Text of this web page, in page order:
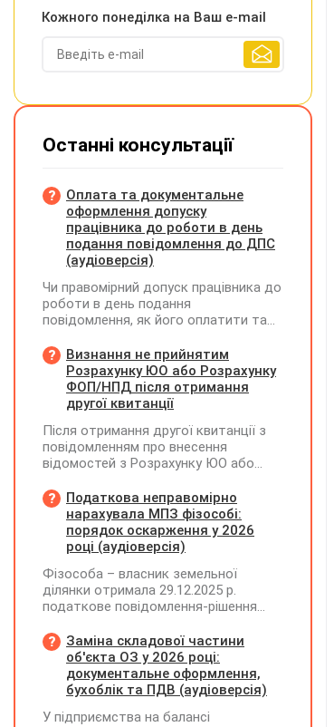
Кожного понеділка на Ваш e-mail
Останні консультації
Оплата та документальне
оформлення допуску
працівника до роботи в день
подання повідомлення до ДПС
(аудіоверсія)
Чи правомірний допуск працівника до
роботи в день подання
повідомлення, як його оплатити та
Визнання не прийнятим
Розрахунку ЮО або Розрахунку
ФОП/НПД після отримання
другої квитанції
Після отримання другої квитанції з
повідомленням про внесення
відомостей з Розрахунку ЮО або
застрахованих осіб, на підставі
камеральної перевірки Розрахунок
може бути не прийнятим, якщо його
було подано з порушенням вимог
Податкова неправомірно
нарахувала МПЗ фізособі:
порядок оскарження у 2026
році (аудіоверсія)
Фізособа – власник земельної
ділянки отримала 29.12.2025 р.
податкове повідомлення-рішення
нарахування МПЗ за весь 2024 рік.
При цьому земельна ділянка була
передана в оренду приватному
підприємству за договором від
зареєстровано у Держреєстрі
Заміна складової частини
об'єкта ОЗ у 2026 році:
документальне оформлення,
бухоблік та ПДВ (аудіоверсія)
У підприємства на балансі